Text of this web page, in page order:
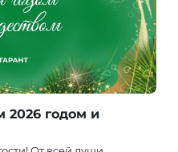
годом и